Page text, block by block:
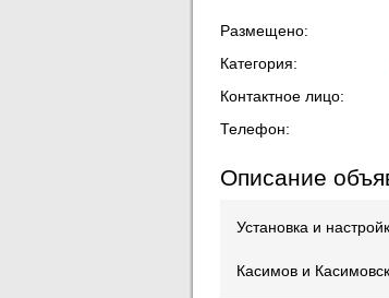
Размещено:
Категория:
Контактное лицо:
Телефон:
Описание
Установка и
Касимов и